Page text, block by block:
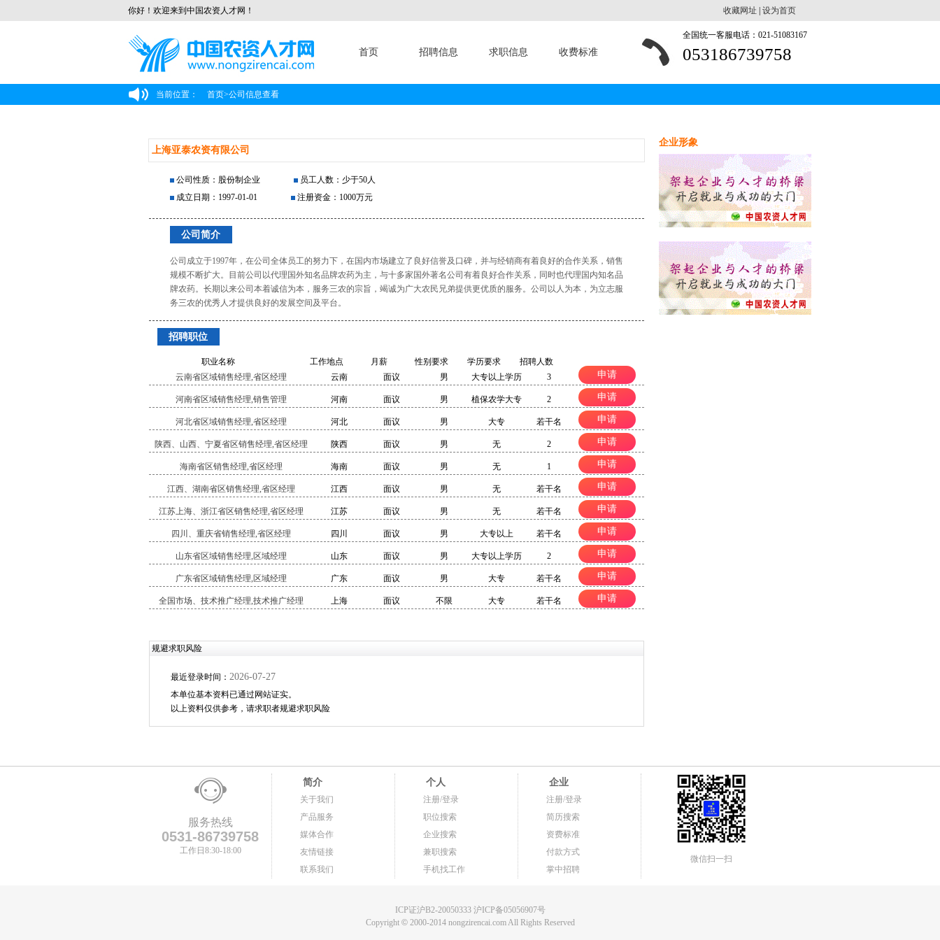
你好！欢迎来到中国农资人才网！ 收藏网址 设为首页
首页 招聘信息 求职信息 收费标准
全国统一客服电话：021-51083167
053186739758
当前位置： 首页>公司信息查看
上海亚泰农资有限公司
公司性质：股份制企业
员工人数：少于50人
成立日期：1997-01-01
注册资金：1000万元
公司简介
公司成立于1997年，在公司全体员工的努力下，在国内市场建立了良好信誉及口碑，并与经销商有着良好的合作关系，销售
规模不断扩大。目前公司以代理国外知名品牌农药为主，与十多家国外著名公司有着良好合作关系，同时也代理国内知名品
牌农药。长期以来公司本着诚信为本，服务三农的宗旨，竭诚为广大农民兄弟提供更优质的服务。公司以人为本，为立志服
务三农的优秀人才提供良好的发展空间及平台。
招聘职位
职业名称 工作地点 月薪 性别要求 学历要求
招聘人数
云南省区域销售经理,省区经理
云南 面议 男 大专以上学历 3 申请
河南省区域销售经理,销售管理 河南 面议 男 植保农学大专 2 申请
河北省区域销售经理,省区经理 河北 面议 男 大专 若干名 申请
陕西、山西、宁夏省区销售经理,省区经理 陕西 面议 男 无 2 申请
海南省区销售经理,省区经理 海南 面议 男 无 1 申请
江西、湖南省区销售经理,省区经理 江西 面议 男 无 若干名 申请
江苏上海、浙江省区销售经理,省区经理 江苏 面议 男 无 若干名 申请
四川、重庆省销售经理,省区经理 四川 面议 男 大专以上 若干名 申请
山东省区域销售经理,区域经理 山东 面议 男 大专以上学历 2 申请
广东省区域销售经理,区域经理 广东 面议 男 大专 若干名 申请
全国市场、技术推广经理,技术推广经理 上海 面议 不限 大专 若干名 申请
规避求职风险
最近登录时间： 2026-07-27
本单位基本资料已通过网站证实。
以上资料仅供参考，请求职者规避求职风险
企业形象
服务热线
0531-86739758
工作日8:30-18:00
简介
关于我们
产品服务
媒体合作
友情链接
联系我们
个人
注册/登录
职位搜索
企业搜索
兼职搜索
手机找工作
企业
注册/登录
简历搜索
资费标准
付款方式
掌中招聘
微信扫一扫
ICP证沪B2-20050333 沪ICP备05056907号
Copyright© 2000-2014 nongzirencai.com All Rights Reserved